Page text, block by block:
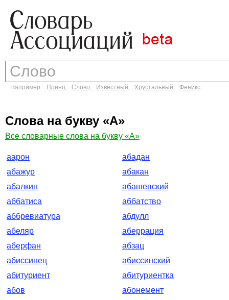
Например: Принц, Слово, Известный, Хрустальный, Феникс
Слова на букву «А»
Все словарные слова на букву «А»
аарон
абадан
абажур
абакан
абалкин
абашевский
аббатиса
аббатство
аббревиатура
абдулл
абеляр
аберрация
аберфан
абзац
абиссинец
абиссинский
абитуриент
абитуриентка
абов
абонемент